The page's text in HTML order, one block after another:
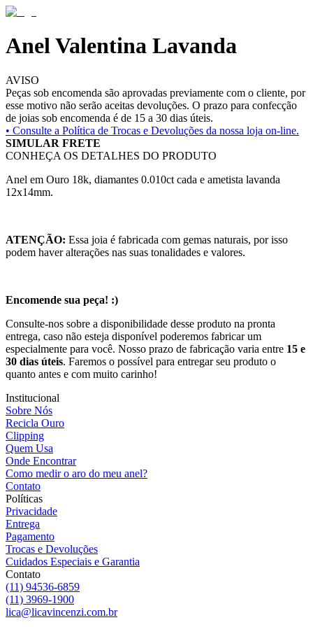
Anel Valentina Lavanda
AVISO
Peças sob encomenda são aprovadas previamente com o cliente, por
esse motivo não serão aceitas devoluções. O prazo para confecção
de joias sob encomenda é de 15 a 30 dias úteis.
• Consulte a Política de Trocas e Devoluções da nossa loja on-line.
SIMULAR FRETE
CONHEÇA OS DETALHES DO PRODUTO
Anel em Ouro 18k, diamantes 0.010ct cada e ametista lavanda
12x14mm.
ATENÇÃO: Essa joia é fabricada com gemas naturais, por isso
podem haver alterações nas suas tonalidades e valores.
Encomende sua peça! :)
Consulte-nos sobre a disponibilidade desse produto na pronta
entrega, caso não esteja disponível poderemos fabricar um
especialmente para você. Nosso prazo de fabricação varia entre 15 e
30 dias úteis. Faremos o possível para entregar seu produto o
quanto antes e com muito carinho!
Institucional
Sobre Nós
Recicla Ouro
Clipping
Quem Usa
Onde Encontrar
Como medir o aro do meu anel?
Contato
Políticas
Privacidade
Entrega
Pagamento
Trocas e Devoluções
Cuidados Especiais e Garantia
Contato
(11) 94536-6859
(11) 3969-1900
lica@licavincenzi.com.br